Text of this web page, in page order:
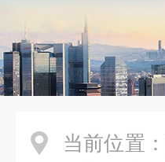
当前位置：